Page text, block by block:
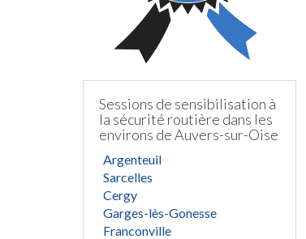
Sessions de sensibilisation à
la sécurité routière dans les
environs de Auvers-sur-Oise
Argenteuil
Sarcelles
Cergy
Garges-lès-Gonesse
Franconville